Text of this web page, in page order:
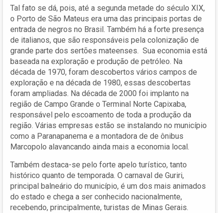
Tal fato se dá, pois, até a segunda metade do século XIX,
o Porto de São Mateus era uma das principais portas de
entrada de negros no Brasil. Também há a forte presença
de italianos, que são responsáveis pela colonização de
grande parte dos sertões mateenses. Sua economia está
baseada na exploração e produção de petróleo. Na
década de 1970, foram descobertos vários campos de
exploração e na década de 1980, essas descobertas
foram ampliadas. Na década de 2000 foi implanto na
região de Campo Grande o Terminal Norte Capixaba,
responsável pelo escoamento de toda a produção da
região. Várias empresas estão se instalando no município
como a Paranapanema e a montadora de de ônibus
Marcopolo alavancando ainda mais a economia local.
Também destaca-se pelo forte apelo turístico, tanto
histórico quanto de temporada. O carnaval de Guriri,
principal balneário do município, é um dos mais animados
do estado e chega a ser conhecido nacionalmente,
recebendo, principalmente, turistas de Minas Gerais.